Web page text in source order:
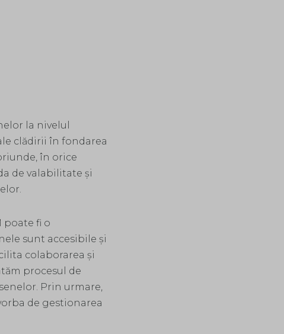
la nivelul
clădirii în fondarea
în orice
de valabilitate și
poate fi o
sunt accesibile și
colaborarea și
procesul de
Prin urmare,
de gestionarea